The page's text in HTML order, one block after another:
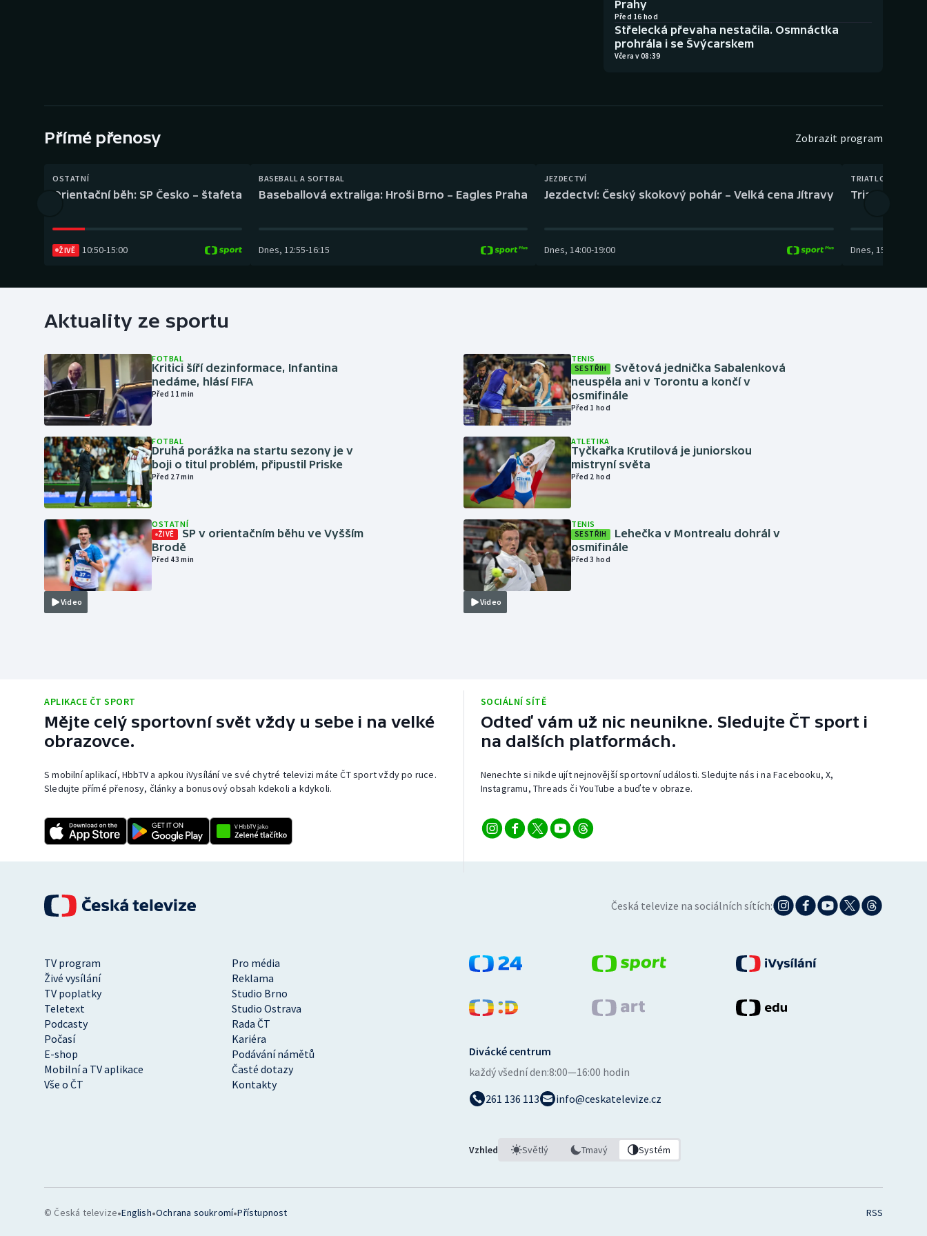
Futsal Parasport Volejbal
Prahy
Před 16 hod
Střelecká převaha nestačila. Osmnáctka
prohrála i se Švýcarskem
Včera v 08:39
Přímé přenosy Zobrazit program
OSTATNÍ
Orientační běh: SP Česko – štafeta
ŽIVĚ 10:50-15:00
BASEBALL A SOFTBAL
Baseballová extraliga: Hroši Brno – Eagles Praha
Dnes, 12:55-16:15
JEZDECTVÍ
Jezdectví: Český skokový pohár – Velká cena Jítravy
Dnes, 14:00-19:00
TRIATLON
Triatlon:
Dnes, 15:00
Aktuality ze sportu
FOTBAL
Kritici šíří dezinformace, Infantina
nedáme, hlásí FIFA
Před 11 min
FOTBAL
Druhá porážka na startu sezony je v
boji o titul problém, připustil Priske
Před 27 min
Video
OSTATNÍ
ŽIVĚ
SP v orientačním běhu ve Vyšším
Brodě
Před 43 min
TENIS
SESTŘIH
Světová jednička Sabalenková
neuspěla ani v Torontu a končí v
osmifinále
Před 1 hod
ATLETIKA
Tyčkařka Krutilová je juniorskou
mistryní světa
Před 2 hod
Video
TENIS
SESTŘIH
Lehečka v Montrealu dohrál v
osmifinále
Před 3 hod
APLIKACE ČT SPORT
Mějte celý sportovní svět vždy u sebe i na velké
obrazovce.
S mobilní aplikací, HbbTV a apkou iVysílání ve své chytré televizi máte ČT sport vždy po ruce.
Sledujte přímé přenosy, články a bonusový obsah kdekoli a kdykoli.
SOCIÁLNÍ SÍTĚ
Odteď vám už nic neunikne. Sledujte ČT sport i
na dalších platformách.
Nenechte si nikde ujít nejnovější sportovní události. Sledujte nás i na Facebooku, X,
Instagramu, Threads či YouTube a buďte v obraze.
Česká televize na sociálních sítích:
TV program
Pro média
Živé vysílání
Reklama
TV poplatky
Studio Brno
Teletext
Studio Ostrava
Podcasty
Rada ČT
Počasí
Kariéra
E-shop
Podávání námětů
Mobilní a TV aplikace
Časté dotazy
Vše o ČT
Kontakty
Divácké centrum
každý všední den:8:00—16:00 hodin
261 136 113
info@ceskatelevize.cz
Vzhled Světlý Tmavý Systém
© Česká televize•English•Ochrana soukromí•Přístupnost RSS